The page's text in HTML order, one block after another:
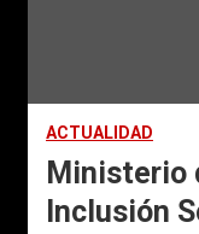
ACTUALIDAD
Ministerio
Inclusión